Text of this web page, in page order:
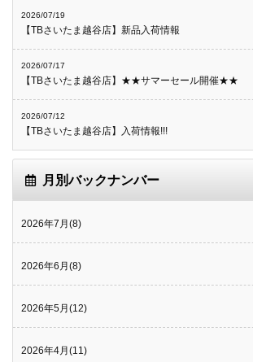
2026/07/19
【TBさいたま越谷店】新品入荷情報
2026/07/17
【TBさいたま越谷店】★★サマーセール開催★★
2026/07/12
【TBさいたま越谷店】入荷情報!!!
月別バックナンバー
2026年7月(8)
2026年6月(8)
2026年5月(12)
2026年4月(11)